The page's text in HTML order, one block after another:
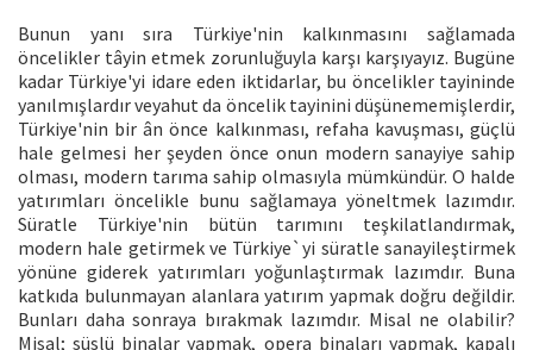
Bunun yanı sıra Türkiye'nin kalkınmasını sağlamada
öncelikler tâyin etmek zorunluğuyla karşı karşıyayız. Bugüne
kadar Türkiye'yi idare eden iktidarlar, bu öncelikler tayininde
yanılmışlardır veyahut da öncelik tayinini düşünememişlerdir,
Türkiye'nin bir ân önce kalkınması, refaha kavuşması, güçlü
hale gelmesi her şeyden önce onun modern sanayiye sahip
olması, modern tarıma sahip olmasıyla mümkündür. O halde
yatırımları öncelikle bunu sağlamaya yöneltmek lazımdır.
Süratle Türkiye'nin bütün tarımını teşkilatlandırmak,
modern hale getirmek ve Türkiye`yi süratle sanayileştirmek
yönüne giderek yatırımları yoğunlaştırmak lazımdır. Buna
katkıda bulunmayan alanlara yatırım yapmak doğru değildir.
Bunları daha sonraya bırakmak lazımdır. Misal ne olabilir?
Misal; süslü binalar yapmak, opera binaları yapmak, kapalı